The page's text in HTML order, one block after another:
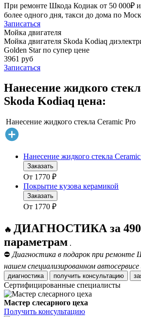
При ремонте Шкода Кодиак от 50 000₽
более одного дня, такси до дома по
Записаться
Мойка двигателя
Мойка двигателя Skoda Kodiaq
Golden Star по супер цене
3961 руб
Записаться
Нанесение жидкого
Skoda Kodiaq цена:
Нанесение жидкого стекла Ceramic Pro
Нанесение жидкого стекла
Заказать
От 1770 ₽
Покрытие кузова керамикой
Заказать
От 1770 ₽
🔥 ДИАГНОСТИКА за
параметрам .
⛔ Диагностика в подарок при ремонте
нашем специализированном автосервисе
диагностика получить консультацию
Сертифицированные специалисты
Мастер слесарного цеха
Получить консультацию